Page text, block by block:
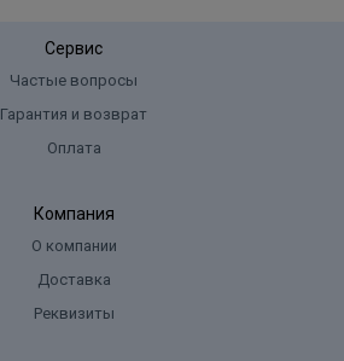
Сервис
Частые вопросы
Гарантия и возврат
Оплата
Компания
О компании
Доставка
Реквизиты